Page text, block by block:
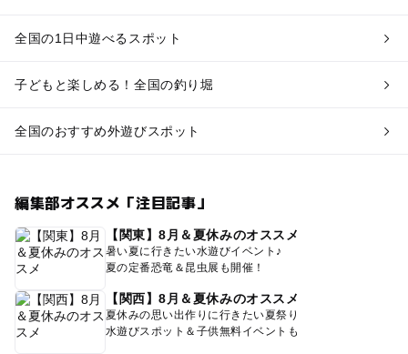
全国の1日中遊べるスポット
子どもと楽しめる！全国の釣り堀
全国のおすすめ外遊びスポット
編集部オススメ「注目記事」
【関東】8月＆夏休みのオススメ
暑い夏に行きたい水遊びイベント♪
夏の定番恐竜＆昆虫展も開催！
【関西】8月＆夏休みのオススメ
夏休みの思い出作りに行きたい夏祭り
水遊びスポット＆子供無料イベントも